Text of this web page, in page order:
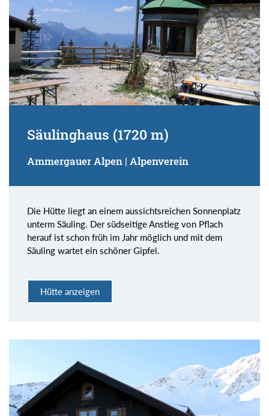
Säulinghaus (1720 m)
Ammergauer Alpen | Alpenverein
Die Hütte liegt an einem aussichtsreichen Sonnenplatz
unterm Säuling. Der südseitige Anstieg von Pflach
herauf ist schon früh im Jahr möglich und mit dem
Säuling wartet ein schöner Gipfel.
Hütte anzeigen